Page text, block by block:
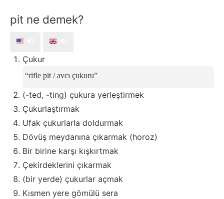
pit ne demek?
Çukur
rifle pit / avcı çukuru
(-ted, -ting) çukura yerleştirmek
Çukurlaştırmak
Ufak çukurlarla doldurmak
Dövüş meydanına çıkarmak (horoz)
Bir birine karşı kışkırtmak
Çekirdeklerini çıkarmak
(bir yerde) çukurlar açmak
Kısmen yere gömülü sera